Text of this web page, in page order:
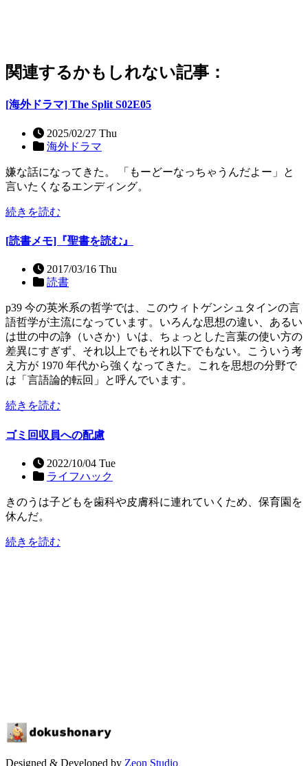
関連するかもしれない記事：
[海外ドラマ] The Split S02E05
2025/02/27 Thu
海外ドラマ
嫌な話になってきた。 「もーどーなっちゃうんだよー」と
言いたくなるエンディング。
続きを読む
[読書メモ]『聖書を読む』
2017/03/16 Thu
読書
p39 今の英米系の哲学では、このウィトゲンシュタインの言
語哲学が主流になっています。いろんな思想の違い、あるい
は世の中の諍（いさか）いは、ちょっとした言葉の使い方の
差異にすぎず、それ以上でもそれ以下でもない。こういう考
え方が 1970 年代から強くなってきた。これを思想の分野で
は「言語論的転回」と呼んでいます。
続きを読む
ゴミ回収員への配慮
2022/10/04 Tue
ライフハック
きのうは子どもを歯科や皮膚科に連れていくため、保育園を
休んだ。
続きを読む
Designed & Developed by Zeon Studio